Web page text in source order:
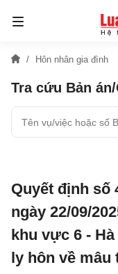
Hôn nhân gia đình
Tra cứu Bản
Quyết định số
ngày 22/09/
khu vực 6 - Hà
ly hôn về mâu